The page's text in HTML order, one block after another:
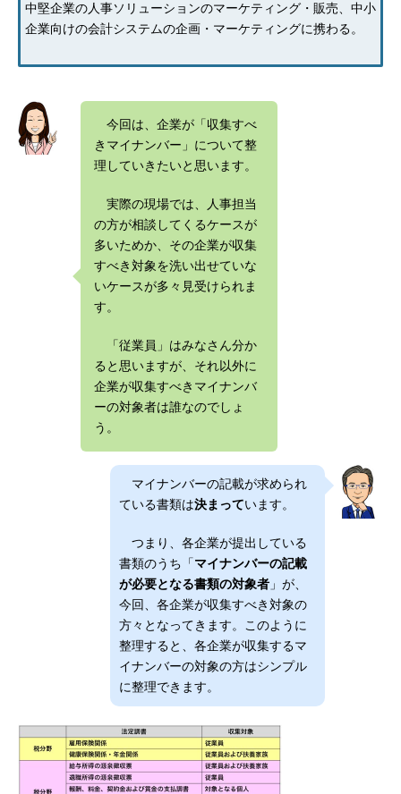
中堅企業の人事ソリューションのマーケティング・販売、中小
企業向けの会計システムの企画・マーケティングに携わる。
今回は、企業が「収集すべ
きマイナンバー」について整
理していきたいと思います。
実際の現場では、人事担当
の方が相談してくるケースが
多いためか、その企業が収集
すべき対象を洗い出せていな
いケースが多々見受けられま
す。
「従業員」はみなさん分か
ると思いますが、それ以外に
企業が収集すべきマイナンバ
ーの対象者は誰なのでしょ
う。
マイナンバーの記載が求められ
ている書類は決まっています。
つまり、各企業が提出している
書類のうち「マイナンバーの記載
が必要となる書類の対象者 」が、
今回、各企業が収集すべき対象の
方々となってきます。このように
整理すると、各企業が収集するマ
イナンバーの対象の方はシンプル
に整理できます。